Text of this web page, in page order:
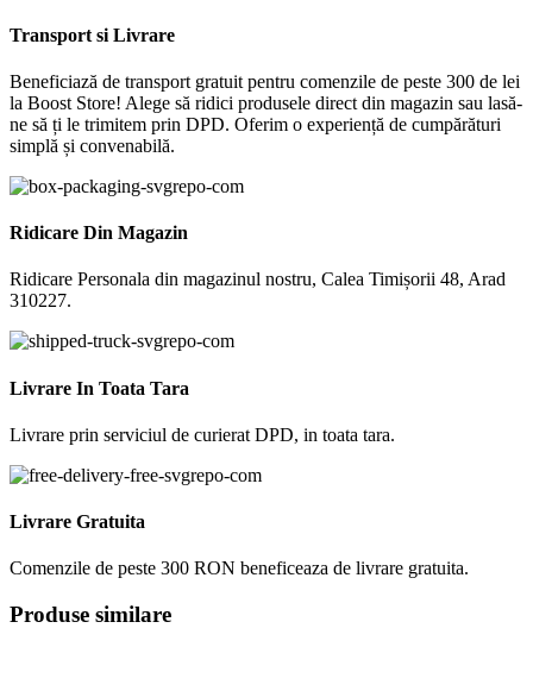
Transport si Livrare
Beneficiază de transport gratuit pentru comenzile de peste 300 de lei
la Boost Store! Alege să ridici produsele direct din magazin sau lasă-
ne să ți le trimitem prin DPD. Oferim o experiență de cumpărături
simplă și convenabilă.
Ridicare Din Magazin
Ridicare Personala din magazinul nostru, Calea Timișorii 48, Arad
310227.
Livrare In Toata Tara
Livrare prin serviciul de curierat DPD, in toata tara.
Livrare Gratuita
Comenzile de peste 300 RON beneficeaza de livrare gratuita.
Produse similare